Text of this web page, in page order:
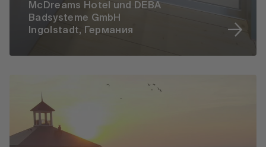
McDreams Hotel und DEBA
Badsysteme GmbH
Ingolstadt, Германия